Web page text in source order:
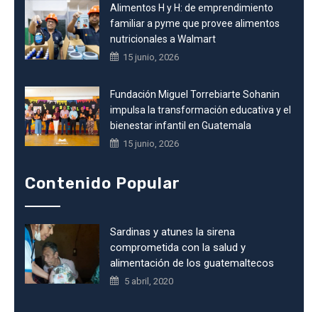
Alimentos H y H: de emprendimiento
familiar a pyme que provee alimentos
nutricionales a Walmart
15 junio, 2026
Fundación Miguel Torrebiarte Sohanin
impulsa la transformación educativa y el
bienestar infantil en Guatemala
15 junio, 2026
Contenido Popular
Sardinas y atunes la sirena
comprometida con la salud y
alimentación de los guatemaltecos
5 abril, 2020